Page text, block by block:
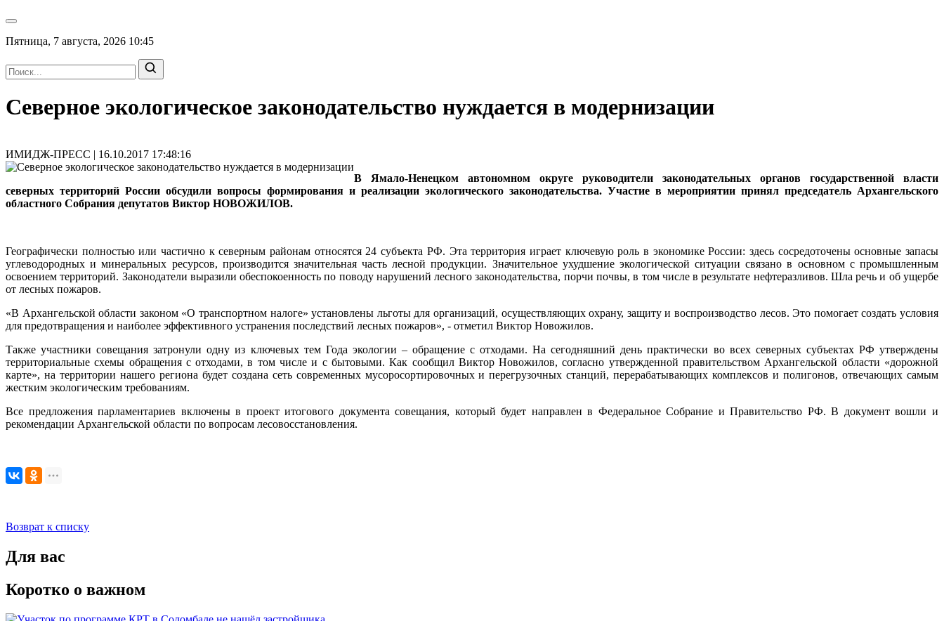
Пятница, 7 августа, 2026 10:45
Северное экологическое законодательство нуждается в модернизации
ИМИДЖ-ПРЕСС | 16.10.2017 17:48:16
В Ямало-Ненецком автономном округе руководители законодательных органов государственной власти
северных территорий России обсудили вопросы формирования и реализации экологического законодательства. Участие в мероприятии принял председатель Архангельского
областного Собрания депутатов Виктор НОВОЖИЛОВ.
Географически полностью или частично к северным районам относятся 24 субъекта РФ. Эта территория играет ключевую роль в экономике России: здесь сосредоточены основные запасы
углеводородных и минеральных ресурсов, производится значительная часть лесной продукции. Значительное ухудшение экологической ситуации связано в основном с промышленным
освоением территорий. Законодатели выразили обеспокоенность по поводу нарушений лесного законодательства, порчи почвы, в том числе в результате нефтеразливов. Шла речь и об ущербе
от лесных пожаров.
«В Архангельской области законом «О транспортном налоге» установлены льготы для организаций, осуществляющих охрану, защиту и воспроизводство лесов. Это помогает создать условия
для предотвращения и наиболее эффективного устранения последствий лесных пожаров», - отметил Виктор Новожилов.
Также участники совещания затронули одну из ключевых тем Года экологии – обращение с отходами. На сегодняшний день практически во всех северных субъектах РФ утверждены
территориальные схемы обращения с отходами, в том числе и с бытовыми. Как сообщил Виктор Новожилов, согласно утвержденной правительством Архангельской области «дорожной
карте», на территории нашего региона будет создана сеть современных мусоросортировочных и перегрузочных станций, перерабатывающих комплексов и полигонов, отвечающих самым
жестким экологическим требованиям.
Все предложения парламентариев включены в проект итогового документа совещания, который будет направлен в Федеральное Собрание и Правительство РФ. В документ вошли и
рекомендации Архангельской области по вопросам лесовосстановления.
Возврат к списку
Для вас
Коротко о важном